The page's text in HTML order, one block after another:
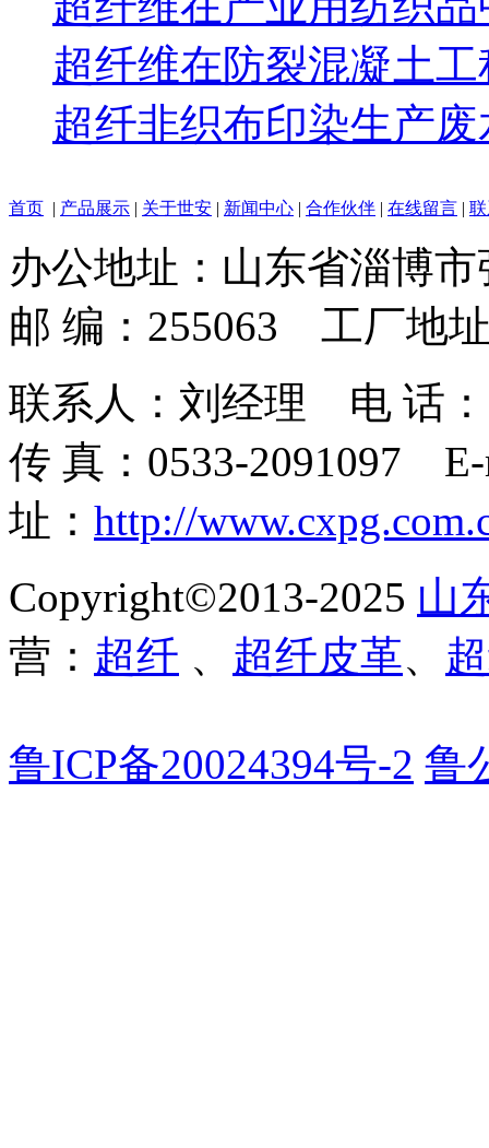
超纤维在防裂混凝土
超纤非织布印染生产
首页 产品展示 关于世安 新闻中心 合作伙伴 在线留言
办公地址：山东省淄博
邮 编：255063 工厂地
联系人：刘经理 电 话：
传 真：0533-2091097
址： http://
Copyright©2013-2025 山
营： 超纤 、 超纤皮革、
鲁ICP备20024394号-2 鲁